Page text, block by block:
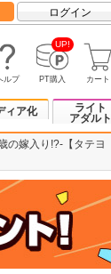
ログイン
ルプ
UP!
PT購入 カート
ィア化
ライト
アダルト
の嫁入り!?-【タテヨ